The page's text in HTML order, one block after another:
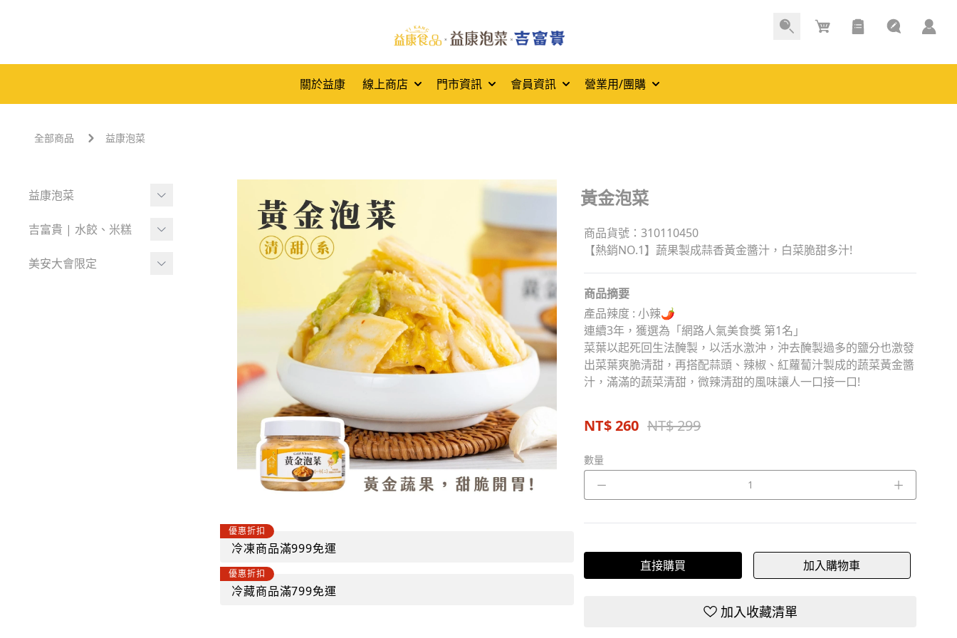
Cart
關於益康 線上商店 門市資訊 會員資訊 營業用/團購
全部商品 益康泡菜
益康泡菜
泡菜組合
泡菜單品
吉富貴 | 水餃、米糕
富貴水餃
美安大會限定
優惠折扣
冷凍商品滿999免運
優惠折扣
冷藏商品滿799免運
黃金泡菜
商品貨號：310110450
【熱銷NO.1】蔬果製成蒜香黃金醬汁，白菜脆甜多汁!
商品摘要
產品辣度 : 小辣🌶️
連續3年，獲選為「網路人氣美食獎 第1名」
菜葉以起死回生法醃製，以活水激沖，沖去醃製過多的鹽分也激發
出菜葉爽脆清甜，再搭配蒜頭、辣椒、紅蘿蔔汁製成的蔬菜黃金醬
汁，滿滿的蔬菜清甜，微辣清甜的風味讓人一口接一口!
NT$260 NT$ 299
數量
－ ＋
直接購買 加入購物車
加入收藏清單